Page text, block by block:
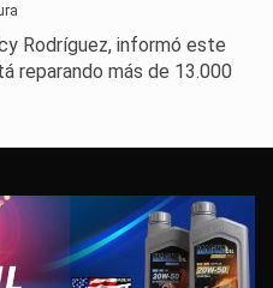
Rodríguez, informó este
reparando más de 13.000